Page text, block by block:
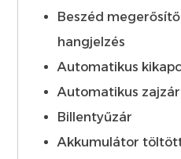
Beszéd
hangjelzés
Automatikus
Automatikus zajzár
Billentyűzár
Akkumulátor